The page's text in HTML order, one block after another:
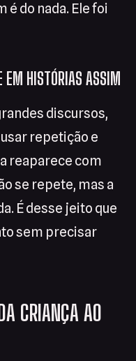
é do nada. Ele foi
EM HISTÓRIAS ASSIM
discursos,
repetição e
reaparece com
se repete, mas a
É desse jeito que
sem precisar
CRIANÇA AO